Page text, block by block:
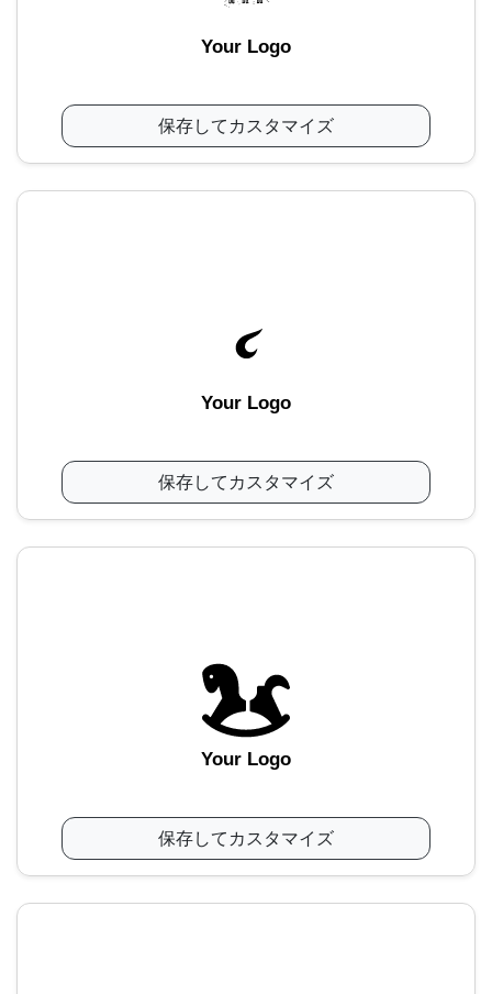
Your Logo
保存してカスタマイズ
Your Logo
保存してカスタマイズ
Your Logo
保存してカスタマイズ